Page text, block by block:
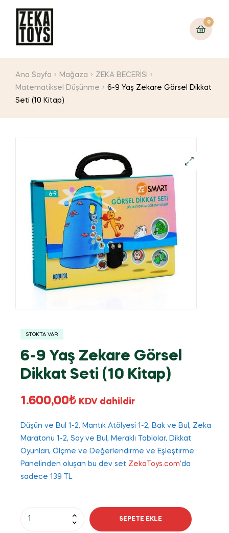
0
Ana Sayfa Mağaza
ZEKA BECERİSİ
Matematiksel Düşünme
6-9 Yaş Zekare Görsel Dikkat
Seti (10 Kitap)
STOKTA VAR
6-9 Yaş Zekare Görsel
Dikkat Seti (10 Kitap)
1.600,00₺ KDV dahildir
Düşün ve Bul 1-2, Mantık Atölyesi 1-2, Bak ve Bul, Zeka
Maratonu 1-2, Say ve Bul, Meraklı Tablolar, Dikkat
Oyunları, Ölçme ve Değerlendirme ve Eşleştirme
Panelinden oluşan bu dev set ZekaToys.com’da
sadece 139 TL
SEPETE EKLE